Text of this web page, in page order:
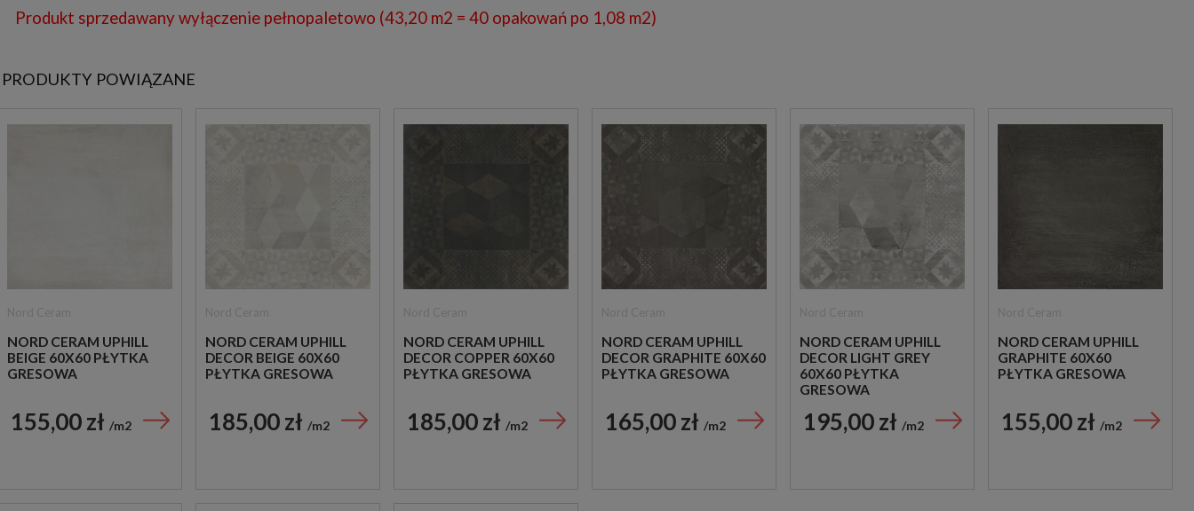
Produkt sprzedawany wyłączenie pełnopaletowo (43,20 m2 = 40 opakowań po 1,08 m2)
PRODUKTY POWIĄZANE
NORD CERAM UPHILL
BEIGE 60X60 PŁYTKA
GRESOWA
155,00 zł m2
NORD CERAM UPHILL
DECOR BEIGE 60X60
PŁYTKA GRESOWA
185,00 zł m2
NORD CERAM UPHILL
DECOR COPPER 60X60
PŁYTKA GRESOWA
185,00 zł m2
NORD CERAM UPHILL
DECOR GRAPHITE 60X60
PŁYTKA GRESOWA
165,00 zł m2
NORD CERAM UPHILL
DECOR LIGHT GREY
60X60 PŁYTKA
GRESOWA
195,00 zł m2
NORD CERAM UPHILL
GRAPHITE 60X60
PŁYTKA GRESOWA
155,00 zł m2